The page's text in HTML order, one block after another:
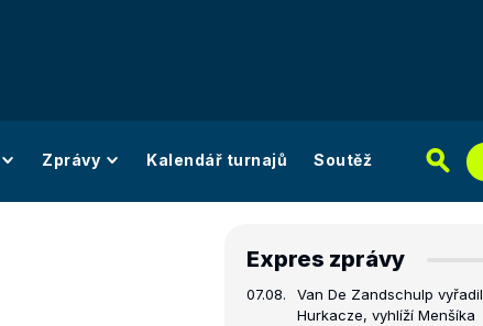
Zprávy Kalendář turnajů Soutěž
Expres zprávy
07.08.
Van De Zandschulp vyřadil
Hurkacze, vyhlíží Menšíka